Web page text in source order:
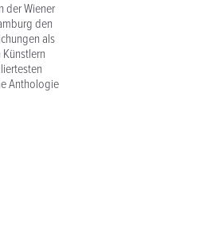
der Wiener
den
als
Künstlern
Anthologie